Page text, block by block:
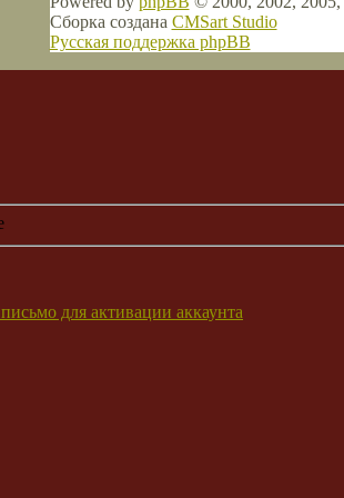
Сборка создана CMSart Studio
Русская поддержка phpBB
для активации аккаунта